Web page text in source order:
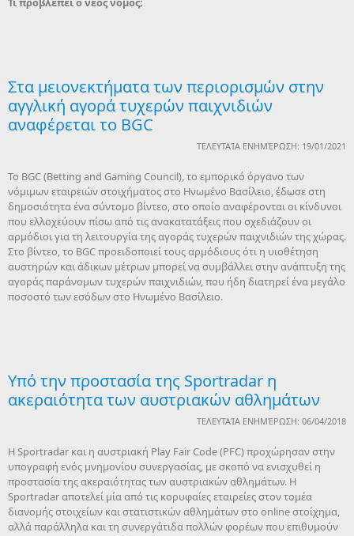
Στα μειονεκτήματα των περιορισμών στην
αγγλική αγορά τυχερών παιχνιδιών
αναφέρεται το BGC
ΤΕΛΕΥΤΑΊΑ ΕΝΗΜΈΡΩΣΗ: 19/01/2021
To BGC (Betting and Gaming Council), το εμπορικό όργανο των
νόμιμων εταιρειών στοιχήματος στο Ηνωμένο Βασίλειο, έδωσε στη
δημοσιότητα ένα σύντομο βίντεο, στο οποίο αναφέρονται οι κίνδυνοι
που ελλοχεύουν πίσω από τις ανακατατάξεις που σχεδιάζουν οι
αρμόδιοι για τη λειτουργία της αγοράς τυχερών παιχνιδιών της χώρας.
Στο βίντεο, το BGC προειδοποιεί τους αρμόδιους ότι η υιοθέτηση
αυστηρών και άδικων μέτρων μπορεί να συμβάλλει στην ανάπτυξη της
αγοράς παράνομων τυχερών παιχνιδιών, που ήδη διατηρεί ένα μεγάλο
ποσοστό των εσόδων στο Ηνωμένο Βασίλειο.
Υπό την προστασία της Sportradar η
ακεραιότητα των αυστριακών αθλημάτων
ΤΕΛΕΥΤΑΊΑ ΕΝΗΜΈΡΩΣΗ: 06/04/2018
Η Sportradar και η αυστριακή Play Fair Code (PFC) προχώρησαν στην
υπογραφή ενός μνημονίου συνεργασίας, με σκοπό να ενισχυθεί η
προστασία της ακεραιότητας των αυστριακών αθλημάτων. Η
Sportradar αποτελεί μία από τις κορυφαίες εταιρείες στον τομέα
διανομής στοιχείων και στατιστικών αθλημάτων στο online στοίχημα,
αλλά παράλληλα και τη συνεργάτιδα πολλών φορέων που επιθυμούν